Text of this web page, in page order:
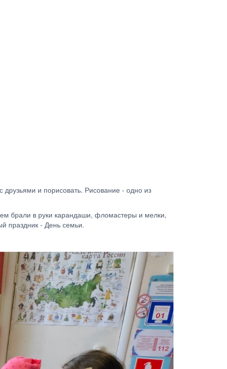
и порисовать. Рисование - одно из
брали в руки карандаши, фломастеры и мелки,
праздник - День семьи.